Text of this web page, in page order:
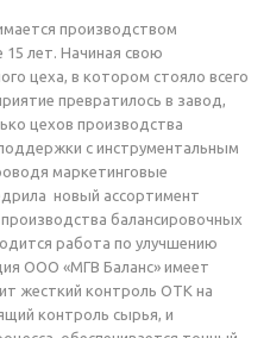
производством
15 лет. Начиная свою
цеха, в котором стояло всего
превратилось в завод,
цехов производства
с инструментальным
маркетинговые
новый ассортимент
балансировочных
работа по улучшению
ООО «МГВ Баланс» имеет
жесткий контроль ОТК на
контроль сырья, и